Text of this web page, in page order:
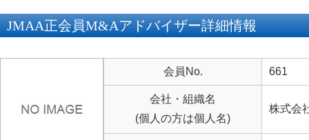
JMAA正会員M&Aアドバイザー詳細情報
会員No. 661
会社・組織名
(個人の方は個人名)
株式会